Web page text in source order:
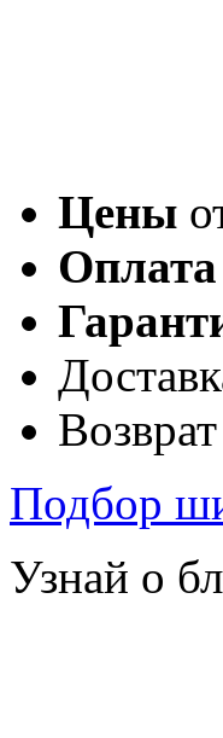
Цены
Оплата
Подбор
Узнай о